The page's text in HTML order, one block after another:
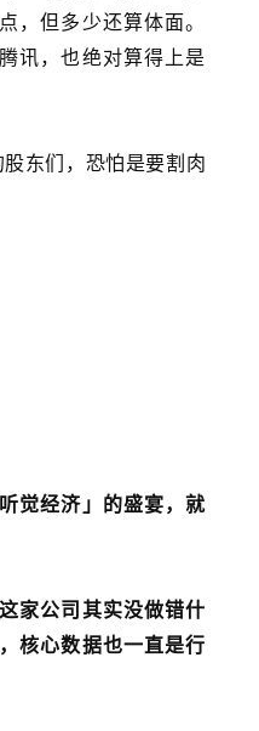
，但多少还算体面。
讯，也绝对算得上是
东们，恐怕是要割肉
觉经济」的盛宴，就
家公司其实没做错什
核心数据也一直是行